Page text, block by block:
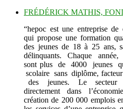
FRÉDÉRICK MATHIS,
“hepoc est une entreprise de
qui propose une formation
des jeunes de 18 à 25 ans,
délinquants. Chaque
sont plus de 4000 jeunes
scolaire sans diplôme,
des jeunes. Le secteur
directement dans
création de 200 000 emplois